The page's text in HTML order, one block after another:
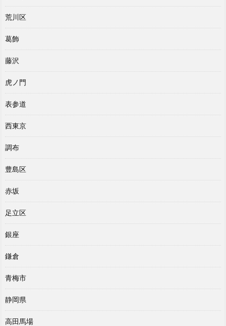
荒川区
葛飾
藤沢
虎ノ門
表参道
西東京
調布
豊島区
赤坂
足立区
銀座
鎌倉
青梅市
静岡県
高田馬場